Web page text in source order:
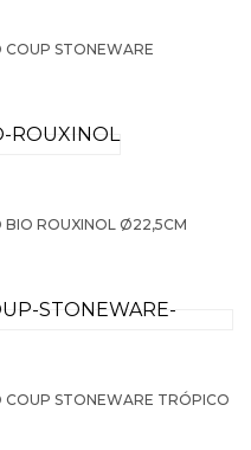
STONEWARE
BIO ROUXINOL Ø22,5CM
STONEWARE TRÓPICO